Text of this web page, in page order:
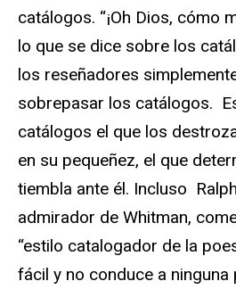
catálogos. “¡Oh Dios, cómo
lo que se dice sobre los
los reseñadores
sobrepasar los catálogos.
catálogos el que los
en su pequeñez, el que
tiembla ante él. Incluso
admirador de Whitman,
“estilo catalogador de la
fácil y no conduce a ninguna